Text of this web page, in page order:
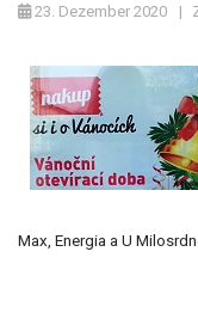
23. Dezember 2020
Max, Energia a U